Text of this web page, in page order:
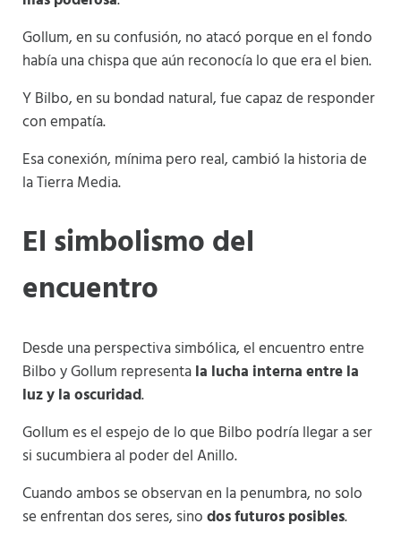
Gollum, en su confusión, no atacó porque en el fondo
había una chispa que aún reconocía lo que era el bien.
Y Bilbo, en su bondad natural, fue capaz de responder
con empatía.
Esa conexión, mínima pero real, cambió la historia de
la Tierra Media.
El simbolismo del
encuentro
Desde una perspectiva simbólica, el encuentro entre
Bilbo y Gollum representala lucha interna entre la
luz y la oscuridad.
Gollum es el espejo de lo que Bilbo podría llegar a ser
si sucumbiera al poder del Anillo.
Cuando ambos se observan en la penumbra, no solo
se enfrentan dos seres, sinodos futuros posibles.